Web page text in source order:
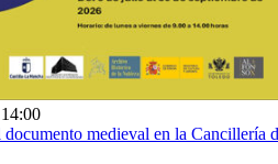
medieval en la Cancillería